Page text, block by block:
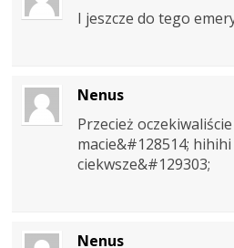
I jeszcze do tego
Nenus
Przecież
macie&#128514; hihihi
ciekwsze&#129303;
Nenus